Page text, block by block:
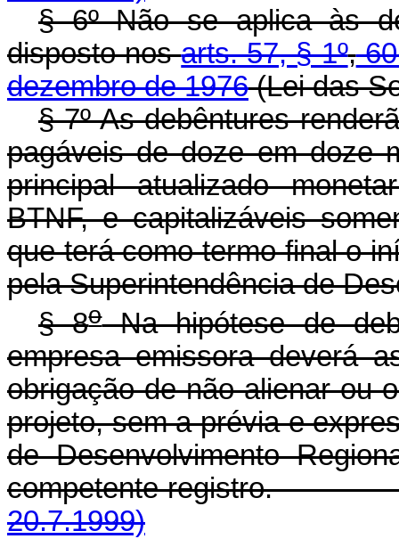
§ 6º Não se aplica às
disposto nosarts. 57, § 1º,
dezembro de 1976(Lei das
§ 7º As debêntures
pagáveis de doze em doze
principal atualizado
BTNF, e capitalizáveis
que terá como termo final o
pela Superintendência de
§ 8oNa hipótese de
empresa emissora deverá
obrigação de não alienar ou
projeto, sem a prévia e
de Desenvolvimento
competente
20.7.1999)